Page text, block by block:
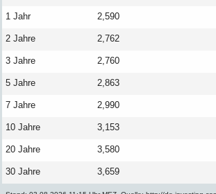
1 Jahr 2,590
2 Jahre 2,762
3 Jahre 2,760
5 Jahre 2,863
7 Jahre 2,990
10 Jahre 3,153
20 Jahre 3,580
30 Jahre 3,659